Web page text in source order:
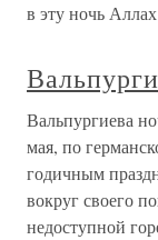
в эту ночь Аллах
Вальпургиева
мая, по
годичным
вокруг своего
недоступной